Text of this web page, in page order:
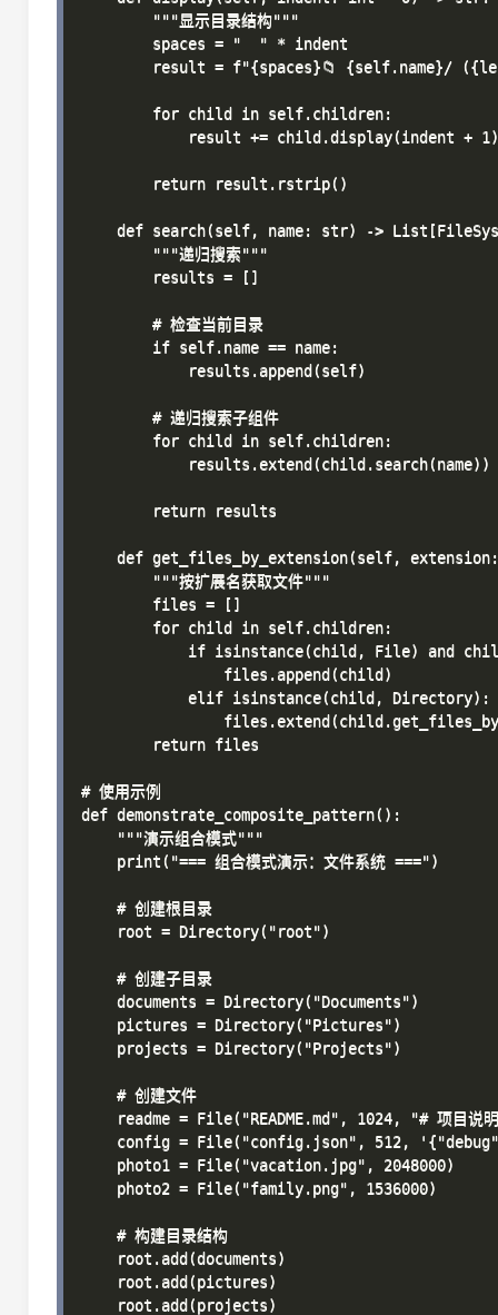
        """显示目录结构"""
        spaces = "  " * indent
result = f"{spaces}📁 {self.name}/
        for child in self.children:
result += child.display(indent +
        return result.rstrip()
def search(self, name: str) ->
        """递归搜索"""
        results = []
        # 检查当前目录
        if self.name == name:
            results.append(self)
        # 递归搜索子组件
        for child in self.children:
            results.extend(child.search(name))
        return results
def get_files_by_extension(self,
        """按扩展名获取文件"""
        files = []
        for child in self.children:
if isinstance(child, File) and
                files.append(child)
            elif isinstance(child, Directory):
        return files
# 使用示例
def demonstrate_composite_pattern():
    """演示组合模式"""
    print("=== 组合模式演示：文件系统 ===")
    # 创建根目录
    root = Directory("root")
    # 创建子目录
    documents = Directory("Documents")
    pictures = Directory("Pictures")
    projects = Directory("Projects")
    # 创建文件
readme = File("README.md", 1024, "# 项目说明
config = File("config.json", 512,
    photo1 = File("vacation.jpg", 2048000)
    photo2 = File("family.png", 1536000)
    # 构建目录结构
    root.add(documents)
    root.add(pictures)
    root.add(projects)